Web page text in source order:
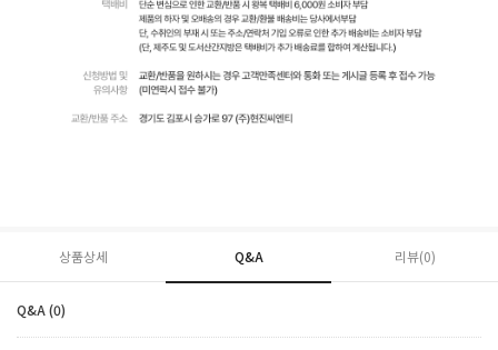
상품상세 Q&A 리뷰(0)
Q&A (0)